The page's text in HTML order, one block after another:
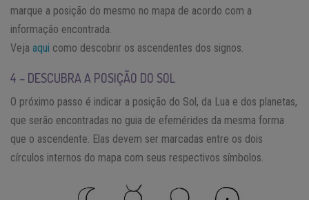
marque a posição do mesmo no mapa de acordo com a
informação encontrada.
Veja aqui como descobrir os ascendentes dos signos.
4 – DESCUBRA A POSIÇÃO DO SOL
O próximo passo é indicar a posição do Sol, da Lua e dos planetas,
que serão encontradas no guia de efemérides da mesma forma
que o ascendente. Elas devem ser marcadas entre os dois
círculos internos do mapa com seus respectivos símbolos.